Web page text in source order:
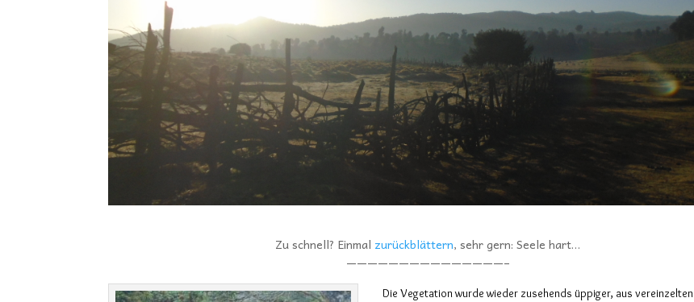
Zu schnell? Einmal zurückblättern, sehr gern: Seele hart…
———————————————–
Die Vegetation wurde wieder zusehends üppiger, aus vereinzelten